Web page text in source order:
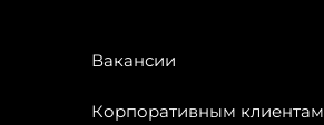
Вакансии
Корпоративным клиентам